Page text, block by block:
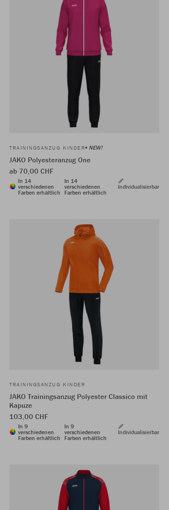
TRAININGSANZUG KINDER NEW!
JAKO Polyesteranzug One
ab 70,00 CHF
In 14
verschiedenen
Farben erhältlich
In 14
verschiedenen
Farben erhältlich
Individualisierbar
TRAININGSANZUG KINDER
JAKO Trainingsanzug Polyester Classico mit
Kapuze
103,00 CHF
In 9
verschiedenen
Farben erhältlich
In 9
verschiedenen
Farben erhältlich
Individualisierbar